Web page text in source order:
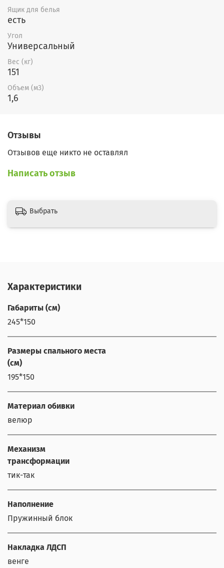
Ящик для белья
есть
Угол
Универсальный
Вес (кг)
151
Объем (м3)
1,6
Отзывы
Отзывов еще никто не оставлял
Написать отзыв
Выбрать
Характеристики
Габариты (см)
245*150
Размеры спального места
(см)
195*150
Материал обивки
велюр
Механизм
трансформации
тик-так
Наполнение
Пружинный блок
Накладка ЛДСП
венге